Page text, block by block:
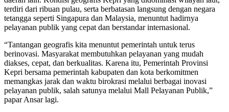
terdiri dari ribuan pulau, serta berbatasan langsung dengan negara
tetangga seperti Singapura dan Malaysia, menuntut hadirnya
pelayanan publik yang cepat dan berstandar internasional.
“Tantangan geografis kita menuntut pemerintah untuk terus
berinovasi. Masyarakat membutuhkan pelayanan yang mudah
diakses, cepat, dan berkualitas. Karena itu, Pemerintah Provinsi
Kepri bersama pemerintah kabupaten dan kota berkomitmen
memangkas jarak dan waktu birokrasi melalui berbagai inovasi
pelayanan publik, salah satunya melalui Mall Pelayanan Publik,”
papar Ansar lagi.